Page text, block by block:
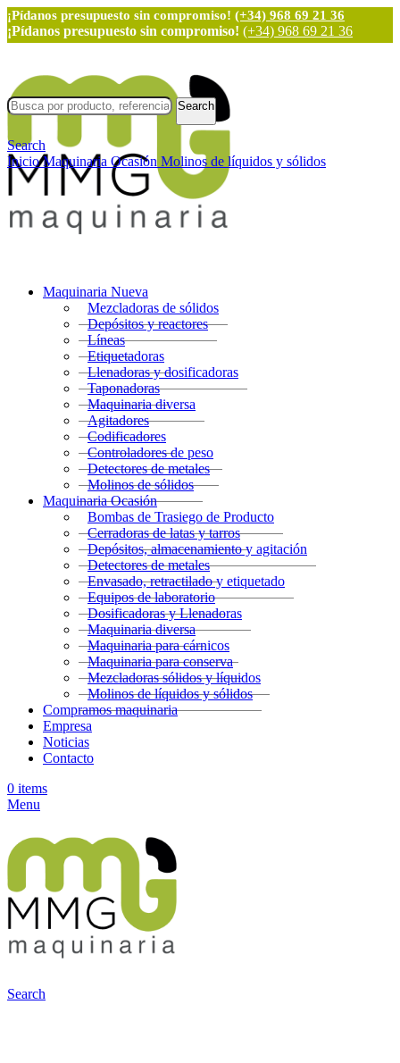
¡Pídanos presupuesto sin compromiso! (+34) 968 69 21 36
¡Pídanos presupuesto sin compromiso! (+34) 968 69 21 36
Maquinaria Nueva
Mezcladoras de sólidos
Depósitos y reactores
Líneas
Etiquetadoras
Llenadoras y dosificadoras
Taponadoras
Maquinaria diversa
Agitadores
Codificadores
Controladores de peso
Detectores de metales
Molinos de sólidos
Maquinaria Ocasión
Bombas de Trasiego de Producto
Cerradoras de latas y tarros
Depósitos, almacenamiento y agitación
Detectores de metales
Envasado, retractilado y etiquetado
Equipos de laboratorio
Dosificadoras y Llenadoras
Maquinaria diversa
Maquinaria para cárnicos
Maquinaria para conserva
Mezcladoras sólidos y líquidos
Molinos de líquidos y sólidos
Compramos maquinaria
Empresa
Noticias
Contacto
0 items
Menu
Search
Search
Search
InicioMaquinaria Ocasión Molinos de líquidos y sólidos